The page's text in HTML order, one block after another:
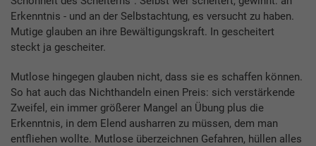
Erkenntnis - und an der Selbstachtung, es versucht zu haben.
Mutige glauben an ihre Bewältigungskraft. In gescheitert
steckt ja gescheiter.
Mutlose hingegen glauben nicht, dass sie es schaffen können.
So hat auch das Nichthandeln einen Preis: sich verstärkende
Zweifel, ein immer größerer Mangel an Übung plus die
Erkenntnis, in dem Elend ausharren zu müssen, dem man
entfliehen wollte. Mutlose überzeichnen Gefahren, hüllen alles